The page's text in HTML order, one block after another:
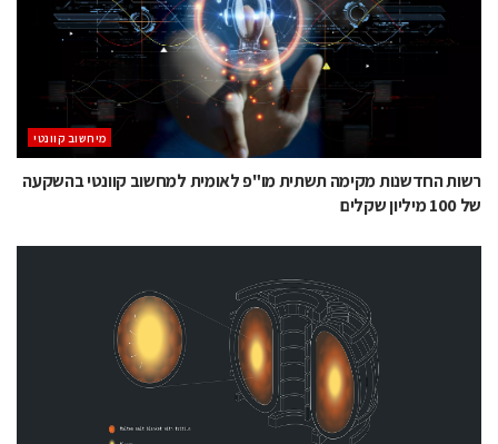
מיחשוב קוונטי
רשות החדשנות מקימה תשתית מו"פ לאומית למחשוב קוונטי בהשקעה
של 100 מיליון שקלים